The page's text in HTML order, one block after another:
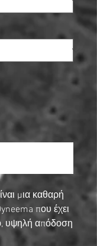
μια καθαρή
που έχει
υψηλή απόδοση